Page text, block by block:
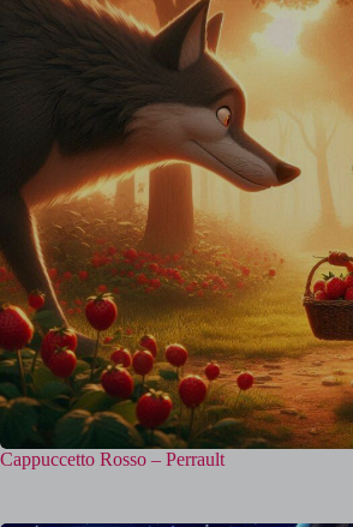
Cappuccetto Rosso – Perrault